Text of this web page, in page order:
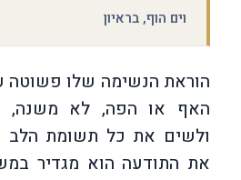
וים הוף, בראיון
הוראת הנשימה שלו פשוטה
האף או הפה, לא משנה,
ולשים את כל תשומת הלב
את התודעה הוא מגדיר